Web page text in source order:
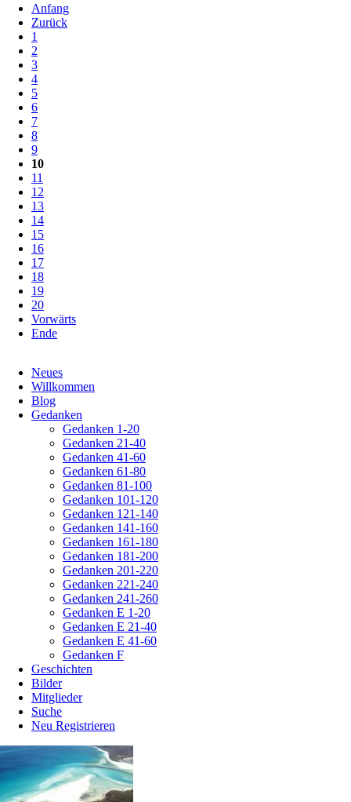
Anfang
Zurück
1
2
3
4
5
6
7
8
9
10
11
12
13
14
15
16
17
18
19
20
Vorwärts
Ende
überspringen
Neues
Willkommen
Blog
Gedanken
Gedanken 1-20
Gedanken 21-40
Gedanken 41-60
Gedanken 61-80
Gedanken 81-100
Gedanken 101-120
Gedanken 121-140
Gedanken 141-160
Gedanken 161-180
Gedanken 181-200
Gedanken 201-220
Gedanken 221-240
Gedanken 241-260
Gedanken E 1-20
Gedanken E 21-40
Gedanken E 41-60
Gedanken F
Geschichten
Bilder
Mitglieder
Suche
Neu Registrieren